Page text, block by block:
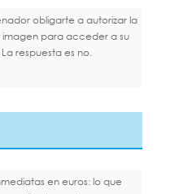
obligarte a autorizar la
para acceder a su
respuesta es no.
en euros: lo que